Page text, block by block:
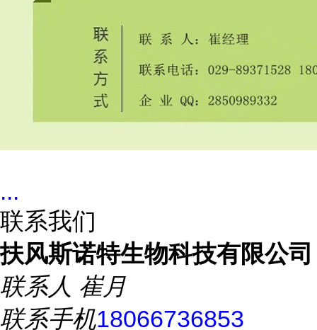
...
联系我们
扶风斯诺特生物科技有限公司
联系人 崔月
联系手机18066736853